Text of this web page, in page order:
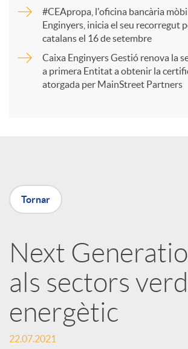
r
t
X
a
r
x
#CEApropa, l'oficina bancària
Enginyers, inicia el seu recorregut
catalans el 16 de setembre
Caixa Enginyers Gestió renova la
a primera Entitat a obtenir la
atorgada per MainStreet Partners
Tornar
Next
als sectors
energètic
22.07.2021